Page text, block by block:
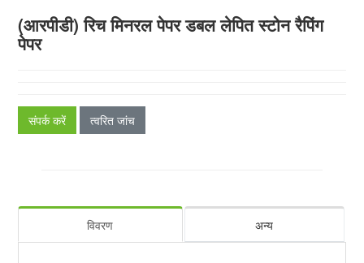
(आरपीडी) रिच मिनरल पेपर डबल लेपित स्टोन रैपिंग
पेपर
संपर्क करें त्वरित जांच
विवरण अन्य